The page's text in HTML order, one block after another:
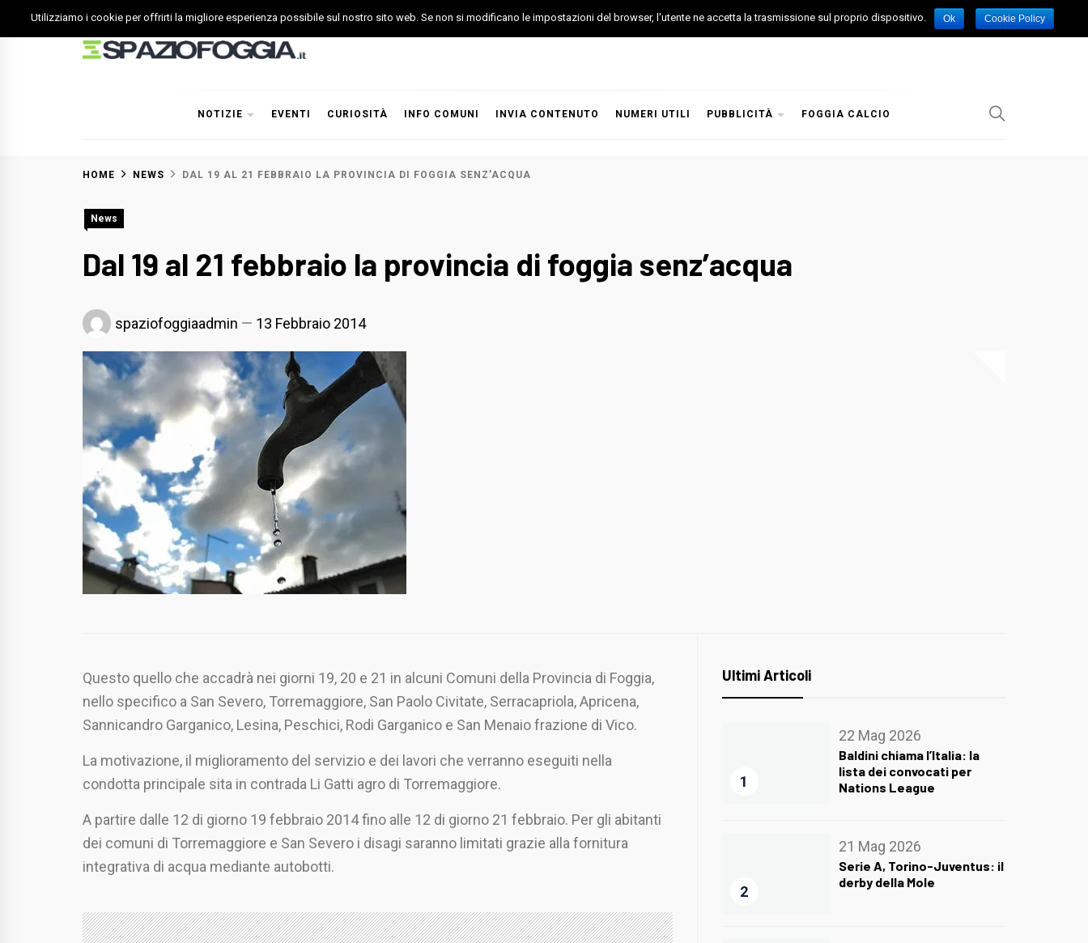
to
NOTIZIE EVENTI CURIOSITÀ INFO COMUNI INVIA CONTENUTO NUMERI UTILI PUBBLICITÀ FOGGIA CALCIO
HOME NEWS DAL 19 AL 21 FEBBRAIO LA PROVINCIA DI FOGGIA SENZ’ACQUA
News
Dal 19 al 21 febbraio la provincia di foggia senz’acqua
spaziofoggiaadmin 13 Febbraio 2014
Questo quello che accadrà nei giorni 19, 20 e 21 in alcuni Comuni della Provincia di Foggia,
nello specifico a San Severo, Torremaggiore, San Paolo Civitate, Serracapriola, Apricena,
Sannicandro Garganico, Lesina, Peschici, Rodi Garganico e San Menaio frazione di Vico.
La motivazione, il miglioramento del servizio e dei lavori che verranno eseguiti nella
condotta principale sita in contrada Li Gatti agro di Torremaggiore.
A partire dalle 12 di giorno 19 febbraio 2014 fino alle 12 di giorno 21 febbraio. Per gli abitanti
dei comuni di Torremaggiore e San Severo i disagi saranno limitati grazie alla fornitura
integrativa di acqua mediante autobotti.
Ultimi Articoli
1
22 Mag 2026
Baldini chiama l’Italia: la
lista dei convocati per
Nations League
2
21 Mag 2026
Serie A, Torino-Juventus: il
derby della Mole
Utilizziamo i cookie per offrirti la migliore esperienza possibile sul nostro sito web. Se non si modificano le impostazioni del browser, l'utente ne accetta la trasmissione sul proprio dispositivo. Ok Cookie Policy